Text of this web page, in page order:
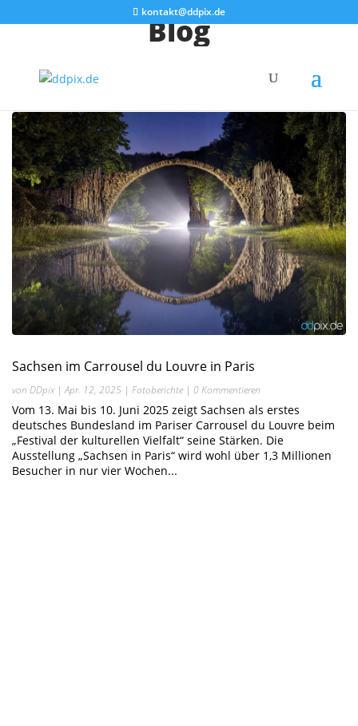
kontakt@ddpix.de
Blog
Sachsen im Carrousel du Louvre in Paris
von DDpix |Apr. 12, 2025 | Fotoberichte | 0 Kommentieren
Vom 13. Mai bis 10. Juni 2025 zeigt Sachsen als erstes
deutsches Bundesland im Pariser Carrousel du Louvre beim
„Festival der kulturellen Vielfalt“ seine Stärken. Die
Ausstellung „Sachsen in Paris“ wird wohl über 1,3 Millionen
Besucher in nur vier Wochen...